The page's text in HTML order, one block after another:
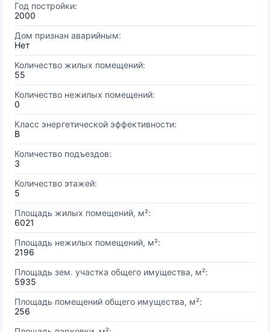
Год постройки:
2000
Дом признан аварийным:
Нет
Количество жилых помещений:
55
Количество нежилых помещений:
0
Класс энергетической эффективности:
B
Количество подъездов:
3
Количество этажей:
5
Площадь жилых помещений, м²:
6021
Площадь нежилых помещений, м²:
2196
Площадь зем. участка общего имущества, м²:
5935
Площадь помещений общего имущества, м²:
256